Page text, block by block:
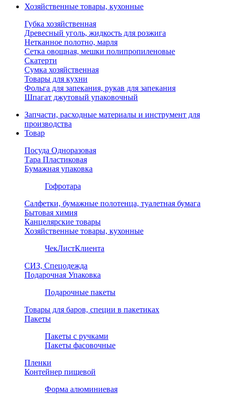
Хозяйственные товары, кухонные
Губка хозяйственная
Древесный уголь, жидкость для розжига
Нетканное полотно, марля
Сетка овощная, мешки полипропиленовые
Скатерти
Сумка хозяйственная
Товары для кухни
Фольга для запекания, рукав для запекания
Шпагат джутовый упаковочный
Запчасти, расходные материалы и инструмент для
производства
Товар
Посуда Одноразовая
Тара Пластиковая
Бумажная упаковка
Гофротара
Салфетки, бумажные полотенца, туалетная бумага
Бытовая химия
Канцелярские товары
Хозяйственные товары, кухонные
ЧекЛистКлиента
СИЗ, Спецодежда
Подарочная Упаковка
Подарочные пакеты
Товары для баров, специи в пакетиках
Пакеты
Пакеты с ручками
Пакеты фасовочные
Пленки
Контейнер пищевой
Форма алюминиевая